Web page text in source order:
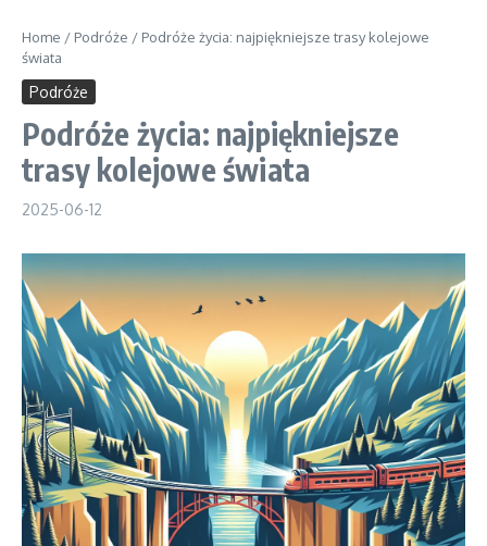
Home / Podróże / Podróże życia: najpiękniejsze trasy kolejowe
świata
Podróże
Podróże życia: najpiękniejsze
trasy kolejowe świata
2025-06-12